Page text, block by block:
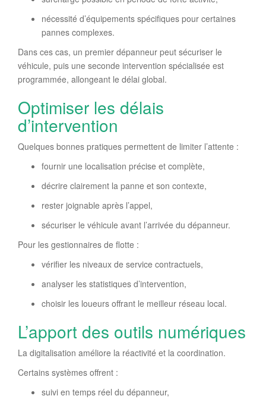
nécessité d’équipements spécifiques pour certaines
pannes complexes.
Dans ces cas, un premier dépanneur peut sécuriser le
véhicule, puis une seconde intervention spécialisée est
programmée, allongeant le délai global.
Optimiser les délais
d’intervention
Quelques bonnes pratiques permettent de limiter l’attente :
fournir une localisation précise et complète,
décrire clairement la panne et son contexte,
rester joignable après l’appel,
sécuriser le véhicule avant l’arrivée du dépanneur.
Pour les gestionnaires de flotte :
vérifier les niveaux de service contractuels,
analyser les statistiques d’intervention,
choisir les loueurs offrant le meilleur réseau local.
L’apport des outils numériques
La digitalisation améliore la réactivité et la coordination.
Certains systèmes offrent :
suivi en temps réel du dépanneur,